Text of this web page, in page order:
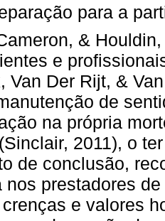
para a
&
e
Van Der Rijt, &
de
na própria
2011), o
de conclusão,
nos prestadores
e valores